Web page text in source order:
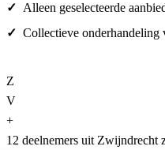
Alleen geselecteerde
Collectieve onderhandeling
Z
V
+
12 deelnemers uit Zwijndrecht